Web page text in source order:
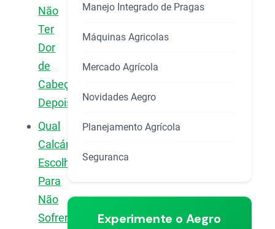
Não
Ter
Dor
de
Cabeça
Depois?
Qual
Calcário
Escolher
Para
Não
Sofrer
Manejo Integrado de Pragas
Máquinas Agricolas
Mercado Agrícola
Novidades Aegro
Planejamento Agrícola
Seguranca
Experimente o Aegro